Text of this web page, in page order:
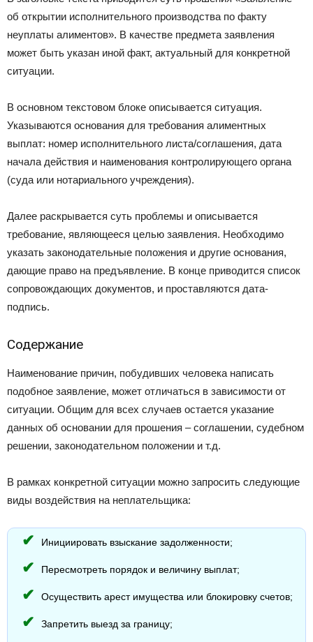
об открытии исполнительного производства по факту
неуплаты алиментов». В качестве предмета заявления
может быть указан иной факт, актуальный для конкретной
ситуации.
В основном текстовом блоке описывается ситуация.
Указываются основания для требования алиментных
выплат: номер исполнительного листа/соглашения, дата
начала действия и наименования контролирующего органа
(суда или нотариального учреждения).
Далее раскрывается суть проблемы и описывается
требование, являющееся целью заявления. Необходимо
указать законодательные положения и другие основания,
дающие право на предъявление. В конце приводится список
сопровождающих документов, и проставляются дата-
подпись.
Содержание
Наименование причин, побудивших человека написать
подобное заявление, может отличаться в зависимости от
ситуации. Общим для всех случаев остается указание
данных об основании для прошения – соглашении, судебном
решении, законодательном положении и т.д.
В рамках конкретной ситуации можно запросить следующие
виды воздействия на неплательщика:
Инициировать взыскание задолженности;
Пересмотреть порядок и величину выплат;
Осуществить арест имущества или блокировку счетов;
Запретить выезд за границу;